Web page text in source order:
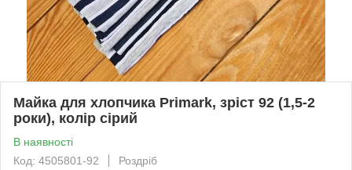
Майка для хлопчика Primark, зріст 92 (1,5-2
роки), колір сірий
В наявності
Код: 4505801-92
Роздріб